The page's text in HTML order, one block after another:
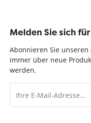
Melden Sie sich
Abonnieren Sie
immer über neue
werden.